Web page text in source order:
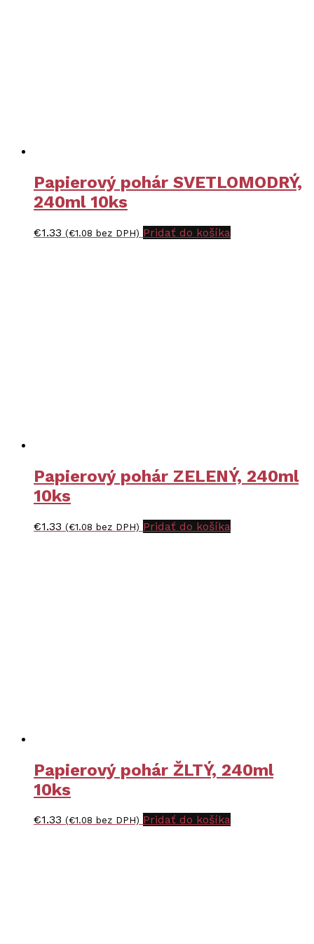
Papierový pohár SVETLOMODRÝ,
240ml 10ks
€1.33 (€1.08 bez DPH) Pridať do košíka
Papierový pohár ZELENÝ, 240ml
10ks
€1.33 (€1.08 bez DPH) Pridať do košíka
Papierový pohár ŽLTÝ, 240ml
10ks
€1.33 (€1.08 bez DPH) Pridať do košíka